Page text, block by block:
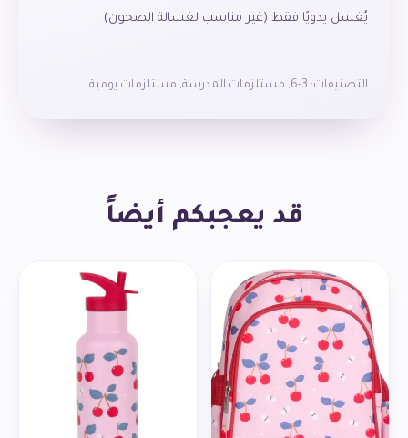
التصنيفات: 3-6
, مستلزمات المدرسة, مستلزمات يومية
قد يعجبكم أيضاً